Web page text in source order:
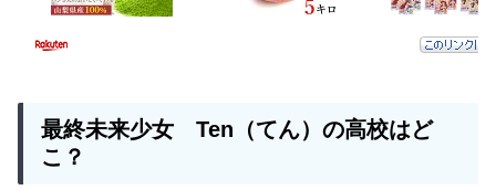
最終未来少女 Ten （てん） の高校はど
こ？